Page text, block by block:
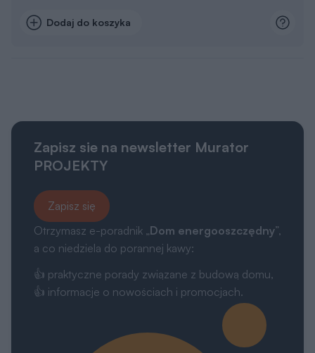
Dodaj do koszyka
Zapisz sie na newsletter Murator
PROJEKTY
Zapisz się
Otrzymasz e-poradnik „Dom energooszczędny”,
a co niedziela do porannej kawy:
👍 praktyczne porady związane z budową domu,
👍 informacje o nowościach i promocjach.